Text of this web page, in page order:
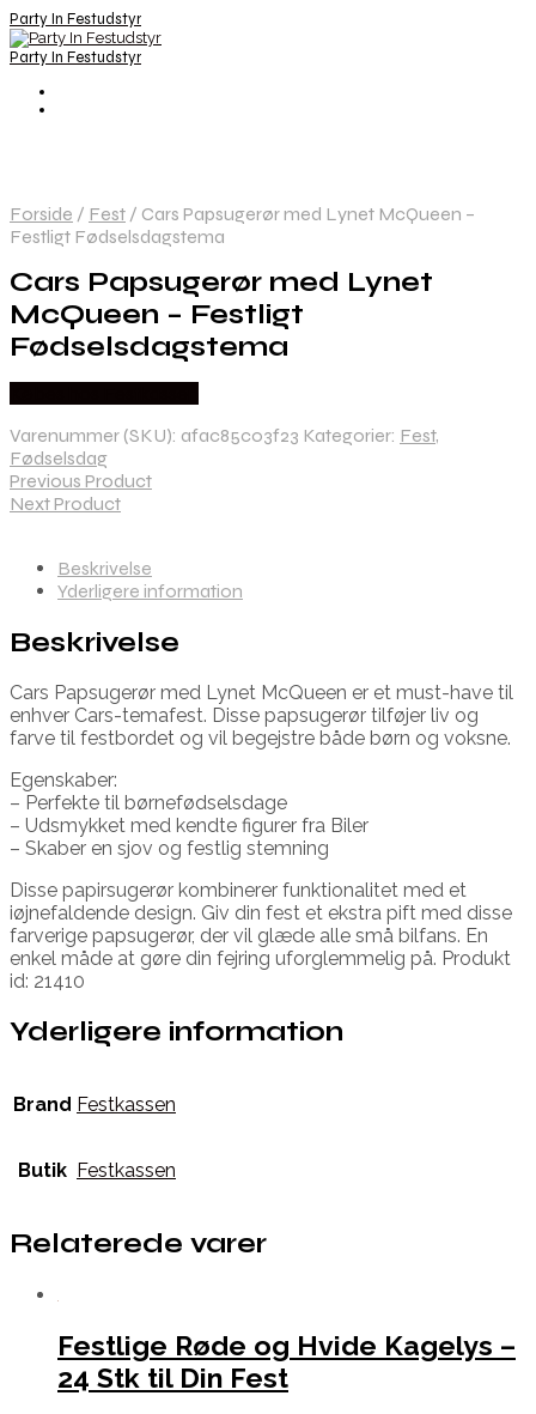
Party In Festudstyr
Party In Festudstyr
Forside / Fest / Cars Papsugerør med Lynet McQueen –
Festligt Fødselsdagstema
Cars Papsugerør med Lynet
McQueen – Festligt
Fødselsdagstema
Varenummer (SKU): afac85c03f23 Kategorier: Fest,
Fødselsdag
Previous Product
Next Product
Beskrivelse
Yderligere information
Beskrivelse
Cars Papsugerør med Lynet McQueen er et must-have til
enhver Cars-temafest. Disse papsugerør tilføjer liv og
farve til festbordet og vil begejstre både børn og voksne.
Egenskaber:
– Perfekte til børnefødselsdage
– Udsmykket med kendte figurer fra Biler
– Skaber en sjov og festlig stemning
Disse papirsugerør kombinerer funktionalitet med et
iøjnefaldende design. Giv din fest et ekstra pift med disse
farverige papsugerør, der vil glæde alle små bilfans. En
enkel måde at gøre din fejring uforglemmelig på. Produkt
id: 21410
Yderligere information
Brand Festkassen
Butik Festkassen
Relaterede varer
Festlige Røde og Hvide Kagelys –
24 Stk til Din Fest